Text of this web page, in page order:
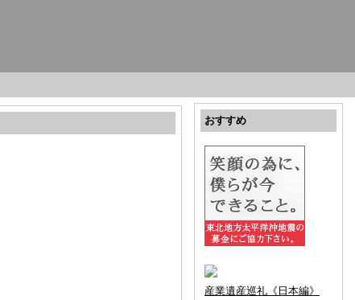
おすすめ
産業遺産巡礼《日本編》